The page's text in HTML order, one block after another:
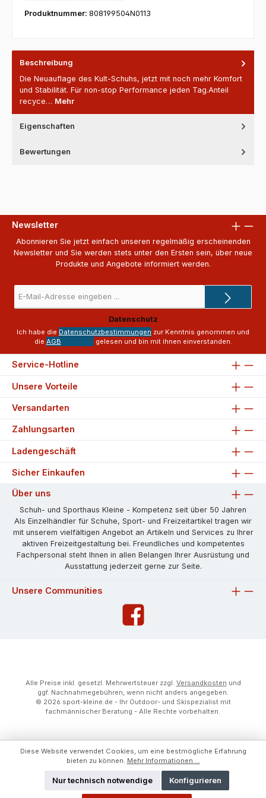
Produktnummer: 808199504N0113
Beschreibung
Die Neuauflage des Kult-Schuhs, jetzt mit noch mehr Komfort
und Stabilität. Für non-stop Performance jeden Tag.Anteil
recyce… Mehr
Eigenschaften
Bewertungen
Newsletter
Abonnieren Sie jetzt einfach unseren regelmäßig erscheinenden
Newsletter und Sie werden stets unter den Ersten sein, über neue
Produkte und Angebote informiert werden.
Mail-
Adresse
*
Datenschutz
Ich habe die Datenschutzbestimmungen zur Kenntnis genommen und
die AGB gelesen und bin mit ihnen einverstanden.
Service-Hotline
Unsere Vorteile
Versandarten
Zahlungsarten
Ladengeschäft
Sicher Einkaufen
Über uns
Schuh- und Sporthaus Kleine - Kompetenz seit über 50 Jahren
Als Einzelhändler für Schuhe, Sport- und Freizeitartikel tragen wir
mit unserem vielfältigen Angebot an Artikeln und Services zu Ihrer
aktiven Freizeitgestaltung bei. Freundliches und kompetentes
Fachpersonal steht Ihnen in allen Belangen Ihrer Ausrüstung und
Ausstattung jederzeit gerne zur Seite.
Unsere Communities
Alle Preise inkl. gesetzl. Mehrwertsteuer zzgl. Versandkosten und
ggf. Nachnahmegebühren, wenn nicht anders angegeben.
© 2026 sport-kleine.de - Ihr Outdoor- und Skispezialist mit
fachmännischer Beratung - Alle Rechte vorbehalten.
Diese Website verwendet Cookies, um eine bestmögliche Erfahrung
bieten zu können. Mehr Informationen ...
Nur technisch notwendige Konfigurieren